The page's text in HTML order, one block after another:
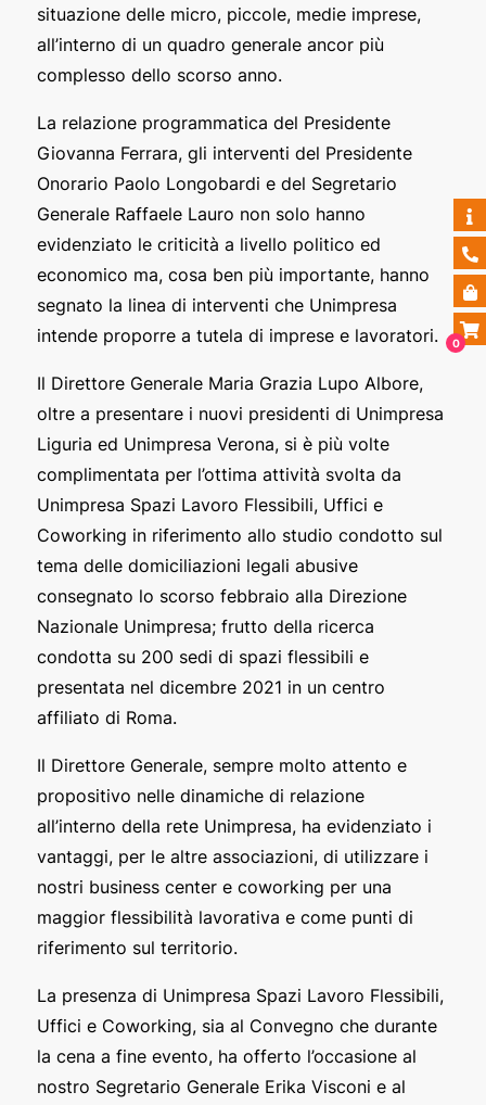
0
situazione delle micro, piccole, medie imprese,
all’interno di un quadro generale ancor più
complesso dello scorso anno.
La relazione programmatica del Presidente
Giovanna Ferrara, gli interventi del Presidente
Onorario Paolo Longobardi e del Segretario
Generale Raffaele Lauro non solo hanno
evidenziato le criticità a livello politico ed
economico ma, cosa ben più importante, hanno
segnato la linea di interventi che Unimpresa
intende proporre a tutela di imprese e lavoratori.
Il Direttore Generale Maria Grazia Lupo Albore,
oltre a presentare i nuovi presidenti di Unimpresa
Liguria ed Unimpresa Verona, si è più volte
complimentata per l’ottima attività svolta da
Unimpresa Spazi Lavoro Flessibili, Uffici e
Coworking in riferimento allo studio condotto sul
tema delle domiciliazioni legali abusive
consegnato lo scorso febbraio alla Direzione
Nazionale Unimpresa; frutto della ricerca
condotta su 200 sedi di spazi flessibili e
presentata nel dicembre 2021 in un centro
affiliato di Roma.
Il Direttore Generale, sempre molto attento e
propositivo nelle dinamiche di relazione
all’interno della rete Unimpresa, ha evidenziato i
vantaggi, per le altre associazioni, di utilizzare i
nostri business center e coworking per una
maggior flessibilità lavorativa e come punti di
riferimento sul territorio.
La presenza di Unimpresa Spazi Lavoro Flessibili,
Uffici e Coworking, sia al Convegno che durante
la cena a fine evento, ha offerto l’occasione al
nostro Segretario Generale Erika Visconi e al